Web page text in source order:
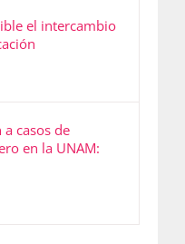
el intercambio
a casos de
en la UNAM: